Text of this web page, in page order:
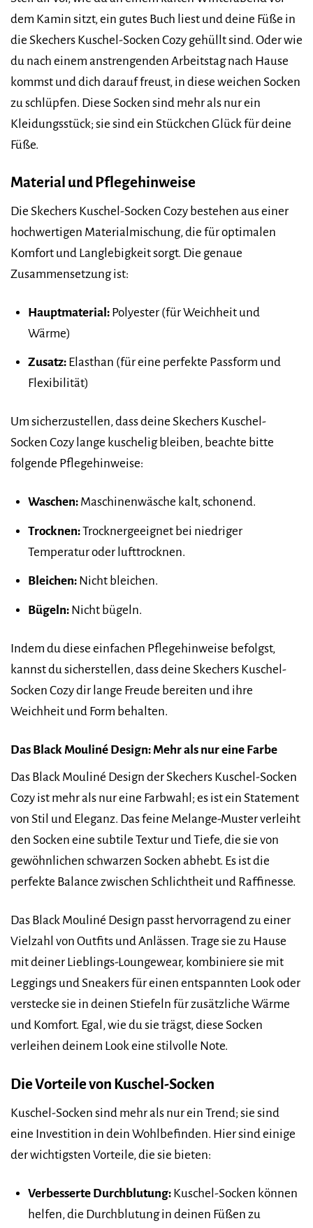
dem Kamin sitzt, ein gutes Buch liest und deine Füße in
die Skechers Kuschel-Socken Cozy gehüllt sind. Oder wie
du nach einem anstrengenden Arbeitstag nach Hause
kommst und dich darauf freust, in diese weichen Socken
zu schlüpfen. Diese Socken sind mehr als nur ein
Kleidungsstück; sie sind ein Stückchen Glück für deine
Füße.
Material und Pflegehinweise
Die Skechers Kuschel-Socken Cozy bestehen aus einer
hochwertigen Materialmischung, die für optimalen
Komfort und Langlebigkeit sorgt. Die genaue
Zusammensetzung ist:
Hauptmaterial:Polyester (für Weichheit und
Wärme)
Zusatz:Elasthan (für eine perfekte Passform und
Flexibilität)
Um sicherzustellen, dass deine Skechers Kuschel-
Socken Cozy lange kuschelig bleiben, beachte bitte
folgende Pflegehinweise:
Waschen:Maschinenwäsche kalt, schonend.
Trocknen:Trocknergeeignet bei niedriger
Temperatur oder lufttrocknen.
Bleichen:Nicht bleichen.
Bügeln:Nicht bügeln.
Indem du diese einfachen Pflegehinweise befolgst,
kannst du sicherstellen, dass deine Skechers Kuschel-
Socken Cozy dir lange Freude bereiten und ihre
Weichheit und Form behalten.
Das Black Mouliné Design: Mehr als nur eine Farbe
Das Black Mouliné Design der Skechers Kuschel-Socken
Cozy ist mehr als nur eine Farbwahl; es ist ein Statement
von Stil und Eleganz. Das feine Melange-Muster verleiht
den Socken eine subtile Textur und Tiefe, die sie von
gewöhnlichen schwarzen Socken abhebt. Es ist die
perfekte Balance zwischen Schlichtheit und Raffinesse.
Das Black Mouliné Design passt hervorragend zu einer
Vielzahl von Outfits und Anlässen. Trage sie zu Hause
mit deiner Lieblings-Loungewear, kombiniere sie mit
Leggings und Sneakers für einen entspannten Look oder
verstecke sie in deinen Stiefeln für zusätzliche Wärme
und Komfort. Egal, wie du sie trägst, diese Socken
verleihen deinem Look eine stilvolle Note.
Die Vorteile von Kuschel-Socken
Kuschel-Socken sind mehr als nur ein Trend; sie sind
eine Investition in dein Wohlbefinden. Hier sind einige
der wichtigsten Vorteile, die sie bieten:
Verbesserte Durchblutung:Kuschel-Socken können
helfen, die Durchblutung in deinen Füßen zu